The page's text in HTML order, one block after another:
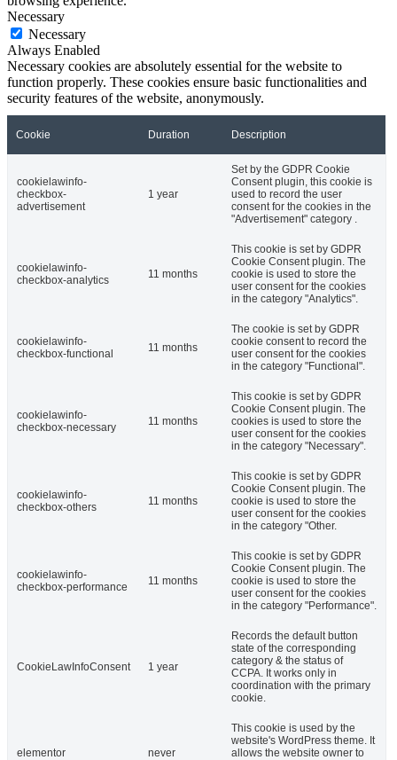
Necessary
Necessary
Always Enabled
Necessary cookies are absolutely essential for the website to
function properly. These cookies ensure basic functionalities and
security features of the website, anonymously.
Cookie Duration Description
cookielawinfo-
checkbox-
advertisement
1 year
Set by the GDPR Cookie
Consent plugin, this cookie is
used to record the user
consent for the cookies in the
"Advertisement" category .
cookielawinfo-
checkbox-analytics
11 months
This cookie is set by GDPR
Cookie Consent plugin. The
cookie is used to store the
user consent for the cookies
in the category "Analytics".
cookielawinfo-
checkbox-functional
11 months
The cookie is set by GDPR
cookie consent to record the
user consent for the cookies
in the category "Functional".
cookielawinfo-
checkbox-necessary
11 months
This cookie is set by GDPR
Cookie Consent plugin. The
cookies is used to store the
user consent for the cookies
in the category "Necessary".
cookielawinfo-
checkbox-others
11 months
This cookie is set by GDPR
Cookie Consent plugin. The
cookie is used to store the
user consent for the cookies
in the category "Other.
cookielawinfo-
checkbox-performance
11 months
This cookie is set by GDPR
Cookie Consent plugin. The
cookie is used to store the
user consent for the cookies
in the category "Performance".
CookieLawInfoConsent 1 year
Records the default button
state of the corresponding
category & the status of
CCPA. It works only in
coordination with the primary
cookie.
elementor never
This cookie is used by the
website's WordPress theme. It
allows the website owner to